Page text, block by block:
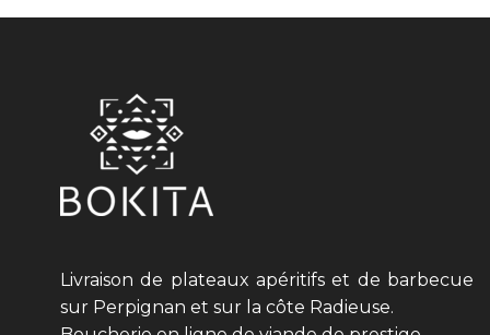
Livraison de plateaux apéritifs et de barbecue
sur Perpignan et sur la côte Radieuse.